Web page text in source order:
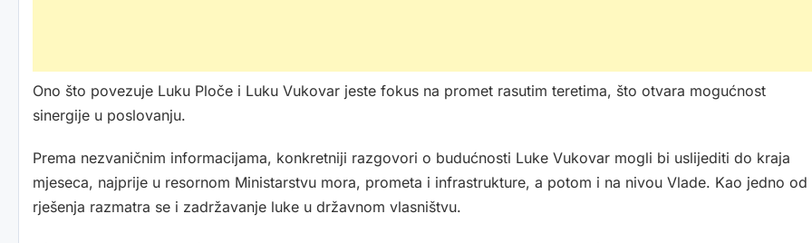
Ono što povezuje Luku Ploče i Luku Vukovar jeste fokus na promet rasutim teretima, što otvara mogućnost
sinergije u poslovanju.
Prema nezvaničnim informacijama, konkretniji razgovori o budućnosti Luke Vukovar mogli bi uslijediti do kraja
mjeseca, najprije u resornom Ministarstvu mora, prometa i infrastrukture, a potom i na nivou Vlade. Kao jedno od
rješenja razmatra se i zadržavanje luke u državnom vlasništvu.